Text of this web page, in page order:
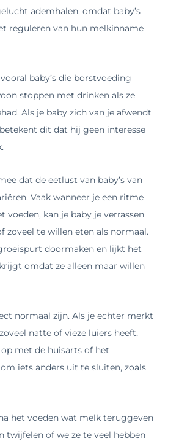
ademhalen, omdat baby’s
reguleren van hun melkinname
baby’s die borstvoeding
stoppen met drinken als ze
Als je baby zich van je afwendt
dit dat hij geen interesse
dat de eetlust van baby’s van
Vaak wanneer je een ritme
voeden, kan je baby je verrassen
zoveel te willen eten als normaal.
doormaken en lijkt het
omdat ze alleen maar willen
normaal zijn. Als je echter merkt
natte of vieze luiers heeft,
met de huisarts of het
iets anders uit te sluiten, zoals
het voeden wat melk teruggeven
twijfelen of we ze te veel hebben